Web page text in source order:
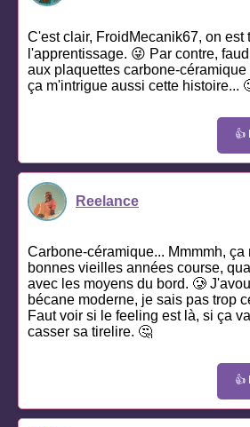
C'est clair, FroidMecanik67, on est
l'apprentissage. 😜 Par contre,
aux plaquettes carbone-
ça m'intrigue aussi cette histoire...
👍
Reelance
Carbone-céramique... Mmmmh,
bonnes vieilles années course,
avec les moyens du bord. 🥲
bécane moderne, je sais pas trop
Faut voir si le feeling est là, si ça
casser sa tirelire. 🤔
👍